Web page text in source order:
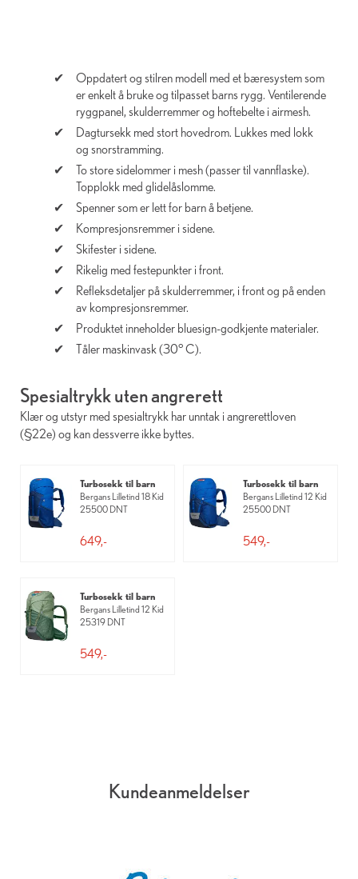
Oppdatert og stilren modell med et bæresystem som
er enkelt å bruke og tilpasset barns rygg. Ventilerende
ryggpanel, skulderremmer og hoftebelte i airmesh.
Dagtursekk med stort hovedrom. Lukkes med lokk
og snorstramming.
To store sidelommer i mesh (passer til vannflaske).
Topplokk med glidelåslomme.
Spenner som er lett for barn å betjene.
Kompresjonsremmer i sidene.
Skifester i sidene.
Rikelig med festepunkter i front.
Refleksdetaljer på skulderremmer, i front og på enden
av kompresjonsremmer.
Produktet inneholder bluesign-godkjente materialer.
Tåler maskinvask (30° C).
Spesialtrykk uten angrerett
Klær og utstyr med spesialtrykk har unntak i angrerettloven
(§22e) og kan dessverre ikke byttes.
Turbosekk til barn
Bergans Lilletind 18 Kid
25500 DNT
649,-
Turbosekk til barn
Bergans Lilletind 12 Kid
25500 DNT
549,-
Turbosekk til barn
Bergans Lilletind 12 Kid
25319 DNT
549,-
Kundeanmeldelser